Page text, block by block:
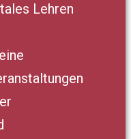
Lehren